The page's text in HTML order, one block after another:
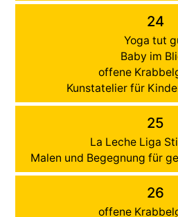
24
Yoga tut
Baby im
offene
Kunstatelier für
25
La Leche Liga
Malen und Begegnung für
26
offene